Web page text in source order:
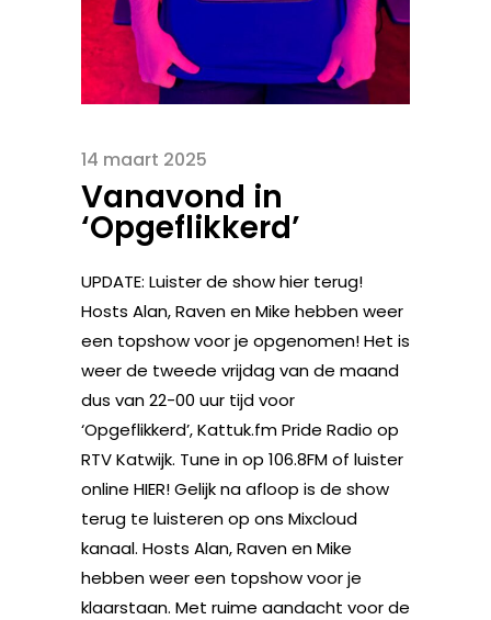
14 maart 2025
Vanavond in
‘Opgeflikkerd’
UPDATE: Luister de show hier terug!
Hosts Alan, Raven en Mike hebben weer
een topshow voor je opgenomen! Het is
weer de tweede vrijdag van de maand
dus van 22-00 uur tijd voor
‘Opgeflikkerd’, Kattuk.fm Pride Radio op
RTV Katwijk. Tune in op 106.8FM of luister
online HIER! Gelijk na afloop is de show
terug te luisteren op ons Mixcloud
kanaal. Hosts Alan, Raven en Mike
hebben weer een topshow voor je
klaarstaan. Met ruime aandacht voor de